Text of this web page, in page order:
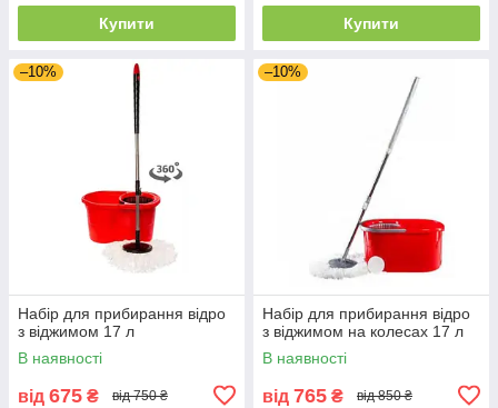
Купити Купити
–10%
Набір для прибирання відро
з віджимом 17 л
В наявності
від 675 ₴ від 750 ₴
–10%
Набір для прибирання відро
з віджимом на колесах 17 л
В наявності
від 765 ₴ від 850 ₴